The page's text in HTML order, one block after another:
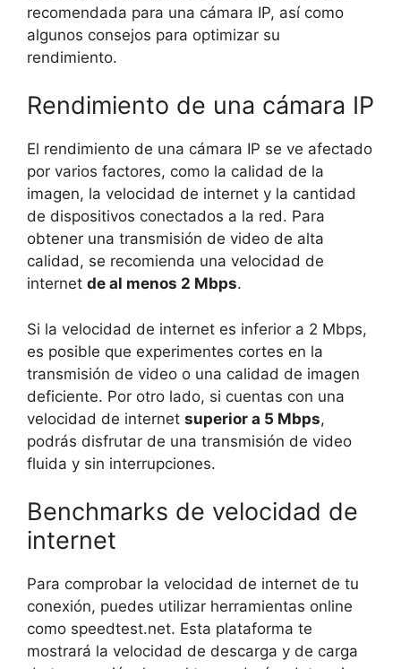
recomendada para una cámara IP, así como
algunos consejos para optimizar su
rendimiento.
Rendimiento de una cámara IP
El rendimiento de una cámara IP se ve afectado
por varios factores, como la calidad de la
imagen, la velocidad de internet y la cantidad
de dispositivos conectados a la red. Para
obtener una transmisión de video de alta
calidad, se recomienda una velocidad de
internet de al menos 2 Mbps.
Si la velocidad de internet es inferior a 2 Mbps,
es posible que experimentes cortes en la
transmisión de video o una calidad de imagen
deficiente. Por otro lado, si cuentas con una
velocidad de internet superior a 5 Mbps,
podrás disfrutar de una transmisión de video
fluida y sin interrupciones.
Benchmarks de velocidad de
internet
Para comprobar la velocidad de internet de tu
conexión, puedes utilizar herramientas online
como speedtest.net. Esta plataforma te
mostrará la velocidad de descarga y de carga